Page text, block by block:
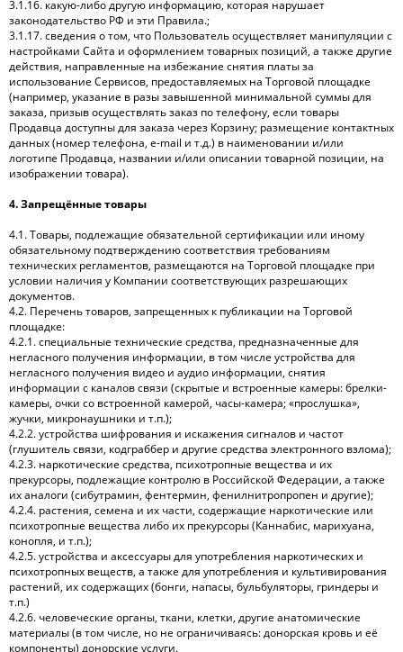
3.1.16. какую-либо другую информацию, которая нарушает
законодательство РФ и эти Правила.;
3.1.17. сведения о том, что Пользователь осуществляет манипуляции с
настройками Сайта и оформлением товарных позиций, а также другие
действия, направленные на избежание снятия платы за
использование Сервисов, предоставляемых на Торговой площадке
(например, указание в разы завышенной минимальной суммы для
заказа, призыв осуществлять заказ по телефону, если товары
Продавца доступны для заказа через Корзину; размещение контактных
данных (номер телефона, e-mail и т.д.) в наименовании и/или
логотипе Продавца, названии и/или описании товарной позиции, на
изображении товара).
4. Запрещённые товары
4.1. Товары, подлежащие обязательной сертификации или иному
обязательному подтверждению соответствия требованиям
технических регламентов, размещаются на Торговой площадке при
условии наличия у Компании соответствующих разрешающих
документов.
4.2. Перечень товаров, запрещенных к публикации на Торговой
площадке:
4.2.1. специальные технические средства, предназначенные для
негласного получения информации, в том числе устройства для
негласного получения видео и аудио информации, снятия
информации с каналов связи (скрытые и встроенные камеры: брелки-
камеры, очки со встроенной камерой, часы-камера; «прослушка»,
жучки, микронаушники и т.п.);
4.2.2. устройства шифрования и искажения сигналов и частот
(глушитель связи, кодграббер и другие средства электронного взлома);
4.2.3. наркотические средства, психотропные вещества и их
прекурсоры, подлежащие контролю в Российской Федерации, а также
их аналоги (сибутрамин, фентермин, фенилнитропропен и другие);
4.2.4. растения, семена и их части, содержащие наркотические или
психотропные вещества либо их прекурсоры (Каннабис, марихуана,
конопля, и т.п.);
4.2.5. устройства и аксессуары для употребления наркотических и
психотропных веществ, а также для употребления и культивирования
растений, их содержащих (бонги, напасы, бульбуляторы, гриндеры и
т.п.)
4.2.6. человеческие органы, ткани, клетки, другие анатомические
материалы (в том числе, но не ограничиваясь: донорская кровь и её
компоненты) донорские услуги.